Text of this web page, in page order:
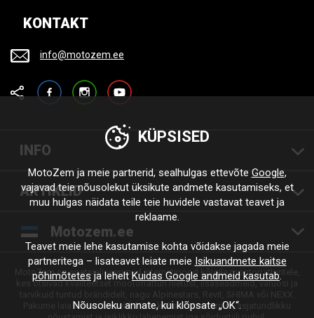
KONTAKT
info@motozem.ee
FacebookInstagramYouTube
INFO
ARTIKLID
Motozem.ee
MotoZem on spetsialiseerunud internetipood kõigile mootorratturitele,
kes otsivad kvaliteetset mootorratturi riietust, lisaseadmeid, varuosi ja
Pakume laia valikut tooteid, kiiret kohaletoimetamist, asjatundlikku
KÜPSISED
MotoZem ja meie partnerid, sealhulgas ettevõte Google,
vajavad teie nõusolekut üksikute andmete kasutamiseks, et
muu hulgas näidata teile teie huvidele vastavat teavet ja
reklaame.
Teavet meie lehe kasutamise kohta võidakse jagada meie
partneritega – lisateavet leiate meie Isikuandmete kaitse
põhimõtetes ja lehelt Kuidas Google andmeid kasutab.
Nõusoleku annate, kui klõpsate „OK“.